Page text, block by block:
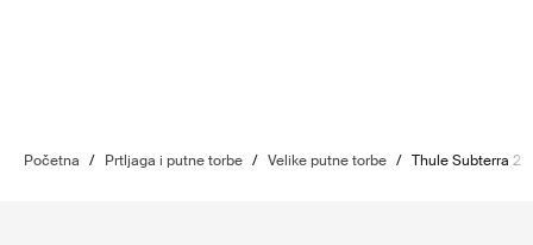
Početna / Prtljaga i putne torbe / Velike putne torbe / Thule Subterra 2